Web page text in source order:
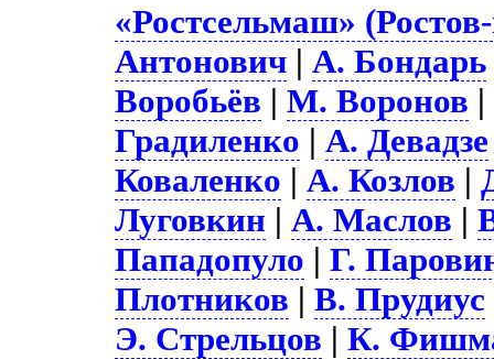
«Ростсельмаш»
Антонович |А. Бондарь
Воробьёв |М. Воронов |
Градиленко |А. Девадзе
Коваленко |А. Козлов |
Луговкин |А. Маслов |
Пападопуло |Г.
Плотников |В. Прудиус
Э. Стрельцов |К.